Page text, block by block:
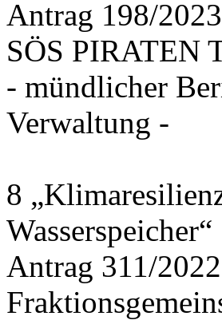
Antrag 198/
SÖS PIRATEN
- mündlicher
Verwaltung -
8
Wasserspeicher“
Antrag 311/